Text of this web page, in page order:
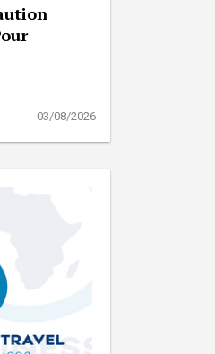
03/08/2026